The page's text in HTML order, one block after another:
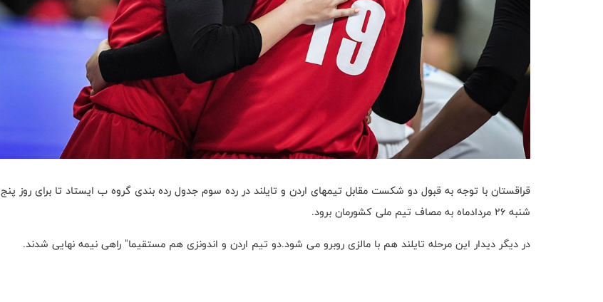
قراقستان با توجه به قبول دو شکست مقابل تیمهای اردن و تایلند در رده سوم جدول رده بندی گروه ب ایستاد تا برای روز پنج
شنبه 26 مردادماه به مصاف تیم ملی کشورمان برود.
در دیگر دیدار این مرحله تایلند هم با مالزی روبرو می شود.دو تیم اردن و اندونزی هم مستقیما" راهی نیمه نهایی شدند.